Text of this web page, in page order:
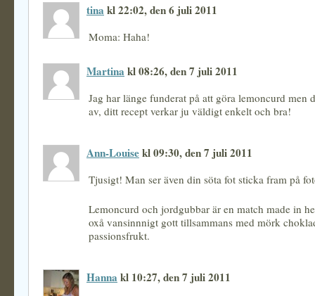
tina kl 22:02, den 6 juli 2011
Moma: Haha!
Martina kl 08:26, den 7 juli 2011
Jag har länge funderat på att göra lemoncurd men
av, ditt recept verkar ju väldigt enkelt och bra!
Ann-Louisekl 09:30, den 7 juli 2011
Tjusigt! Man ser även din söta fot sticka fram på
Lemoncurd och jordgubbar är en match made in
oxå vansinnnigt gott tillsammans med mörk
passionsfrukt.
Hanna kl 10:27, den 7 juli 2011